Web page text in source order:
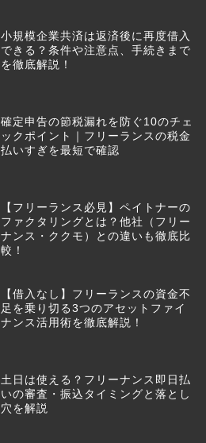
小規模企業共済は返済後に再度借入
できる？条件や注意点、手続きまで
を徹底解説！
確定申告の節税漏れを防ぐ10のチェ
ックポイント｜フリーランスの税金
払いすぎを最短で確認
【フリーランス必見】ペイトナーの
ファクタリングとは？他社（フリー
ナンス・ククモ）との違いも徹底比
較！
【借入なし】フリーランスの資金不
足を乗り切る3つのアセットファイ
ナンス活用術を徹底解説！
土日は使える？フリーナンス即日払
いの審査・振込タイミングと落とし
穴を解説